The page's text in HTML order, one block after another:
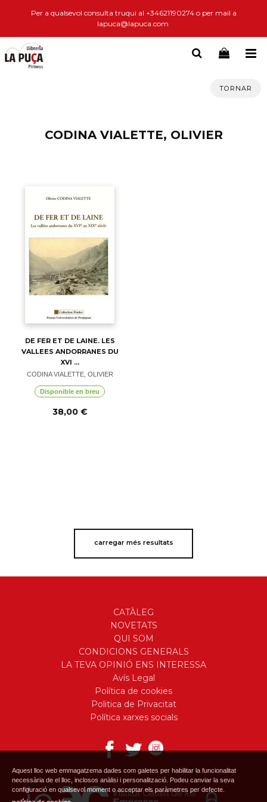
Per a qualsevol consulta truqui al +34621190274 o per mail a
lapuca@lapuca.com
TORNAR
CODINA VIALETTE, OLIVIER
DE FER ET DE LAINE. LES
VALLEES ANDORRANES DU
XVI ...
CODINA VIALETTE, OLIVIER
Disponible en breu
38,00 €
carregar més resultats
CATÀLEG
NOVETATS
QUI SOM
CONDICIONS GENERALS
LA TEVA OPINIÓ ENS INTERESSA
Avís Legal
Política de cookies
Politica de Privacitat
Política xarxes socials
Aquest lloc web emmagatzema dades com galetes per habilitar la funcionalitat
necessària de el lloc, inclosos anàlisi i personalització. Podeu canviar la seva
configuració en qualsevol moment o acceptar els paràmetres per defecte.